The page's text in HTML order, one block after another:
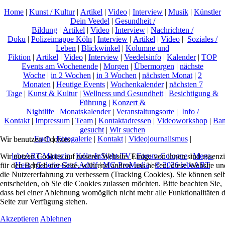
Home | Kunst / Kultur| Artikel | Video | Interview | Musik | Künstler
Dein Veedel | Gesundheit /
Bildung | Artikel | Video | Interview | Nachrichten /
Doku | Polizeimappe Köln | Interview | Artikel | Video | Soziales /
Leben | Blickwinkel | Kolumne und
Fiktion | Artikel | Video | Interview | Veedelsinfo | Kalender| TOP
Events am Wochenende | Morgen | Übermorgen | nächste
Woche | in 2 Wochen | in 3 Wochen | nächsten Monat | 2
Monaten | Heutige Events| Wochenkalender| nächsten 7
Tage | Kunst & Kultur| Wellness und Gesundheit | Besichtigung &
Führung | Konzert &
Nightlife | Monatskalender| Veranstaltungsorte | Info /
Kontakt | Impressum | Team | Kontaktadressen | Videoworkshop |
gesucht | Wir suchen
Euch|Fotogalerie| Kontakt| Videojournalismus|
lebeART-Magazin|Köln-InSight-TV|Forum-Cologne|Mega-
Herz|Galerie-Graf-Adolf|MC-ProMedia|© 2026 lebeART
Wir benutzen Cookies
Wir nutzen Cookies auf unserer Website. Einige von ihnen sind
für den Betrieb der Seite, während andere uns helfen, diese Website
die Nutzererfahrung zu verbessern (Tracking Cookies). Sie können
entscheiden, ob Sie die Cookies zulassen möchten. Bitte beachten Sie,
dass bei einer Ablehnung womöglich nicht mehr alle Funktionalitäten
Seite zur Verfügung stehen.
Akzeptieren Ablehnen